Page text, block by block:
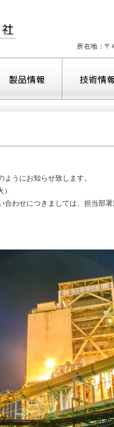
所在地：〒
うにお知らせ致します。
合わせにつきましては、担当部